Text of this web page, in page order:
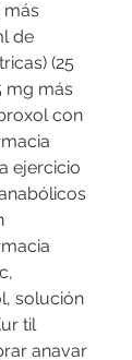
más
de
(25
mg más
con
ejercicio
solución
til
anavar